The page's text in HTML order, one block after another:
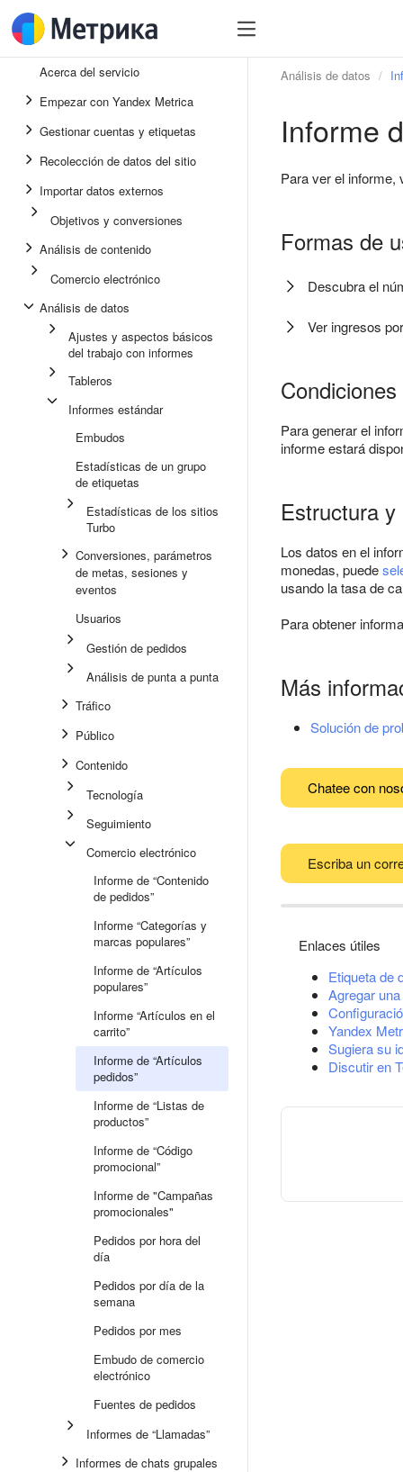
Acerca del servicio
Empezar con Yandex Metrica
Gestionar cuentas y etiquetas
Recolección de datos del sitio
Importar datos externos
Objetivos y conversiones
Análisis de contenido
Comercio electrónico
Análisis de datos
Ajustes y aspectos básicos
del trabajo con informes
Tableros
Informes estándar
Embudos
Estadísticas de un grupo
de etiquetas
Estadísticas de los sitios
Turbo
Conversiones, parámetros
de metas, sesiones y
eventos
Usuarios
Gestión de pedidos
Análisis de punta a punta
Tráfico
Público
Contenido
Tecnología
Seguimiento
Comercio electrónico
Informe de “Contenido
de pedidos”
Informe “Categorías y
marcas populares”
Informe de “Artículos
populares”
Informe “Artículos en el
carrito”
Informe de “Artículos
pedidos”
Informe de “Listas de
productos”
Informe de “Código
promocional”
Informe de "Campañas
promocionales"
Pedidos por hora del
día
Pedidos por día de la
semana
Pedidos por mes
Embudo de comercio
electrónico
Fuentes de pedidos
Informes de “Llamadas”
Informes de chats grupales
Análisis de datos
Informe
Para ver el
Formas de
Descubra el
Ver ingresos
Para generar el
informe estará
Estructura
Los datos en el
monedas, puede
usando la tasa de
Para obtener
Más
Solución de
Chatee con
Escriba un
Enlaces útiles
Etiqueta de
Agregar
Yandex
Sugiera su
Discutir en